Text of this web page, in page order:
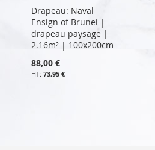
Drapeau: Naval
Ensign of Brunei |
drapeau paysage |
2.16m² | 100x200cm
88,00 €
73,95 €